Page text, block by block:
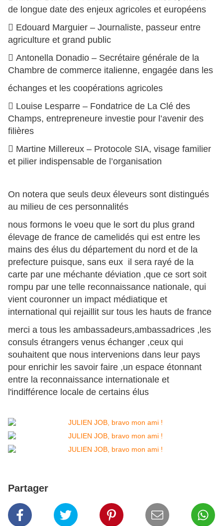
de longue date des enjeux agricoles et européens
 Edouard Marguier – Journaliste, passeur entre
agriculture et grand public
 Antonella Donadio – Secrétaire générale de la
Chambre de commerce italienne, engagée dans les
échanges et les coopérations agricoles
 Louise Lesparre – Fondatrice de La Clé des
Champs, entrepreneure investie pour l’avenir des
filières
 Martine Millereux – Protocole SIA, visage familier
et pilier indispensable de l’organisation
On notera que seuls deux éleveurs sont distingués
au milieu de ces personnalités
nous formons le voeu que le sort du plus grand
élevage de france de camelidés qui est entre les
mains des élus du département du nord et de la
prefecture puisque, sans eux il sera rayé de la
carte par une méchante déviation ,que ce sort soit
rompu par une telle reconnaissance nationale, qui
vient couronner un impact médiatique et
international qui rejaillit sur tous les hauts de france
merci a tous les ambassadeurs,ambassadrices ,les
consuls étrangers venus échanger ,ceux qui
souhaitent que nous intervenions dans leur pays
pour enrichir les savoir faire ,un espace étonnant
entre la reconnaissance internationale et
l'indifférence locale de certains élus
Partager